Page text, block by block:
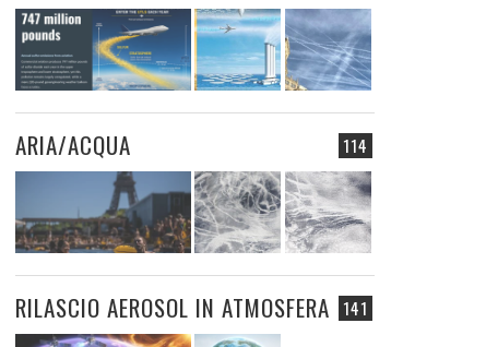
114
ARIA/ACQUA
141
RILASCIO AEROSOL IN ATMOSFERA